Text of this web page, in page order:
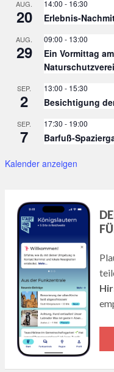
AUG.
20
14:00 - 16:30
Erlebnis-
AUG.
29
09:00 - 13:00
Ein Vormittag
SEP.
2
13:00 - 15:30
Besichtigung
SEP.
7
17:30 - 19:00
Barfuß-
Kalender anzeigen